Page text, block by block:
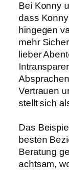
Bei Konny
dass
hingegen
mehr
lieber
Vertrauen
stellt sich
Das
besten
Beratung
achtsam,